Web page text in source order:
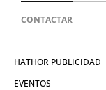
CONTACTAR
HATHOR PUBLICIDAD
EVENTOS